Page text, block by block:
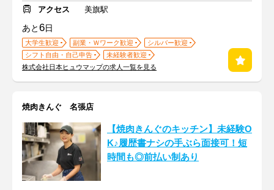
アクセス
美旗駅
あと6日
大学生歓迎 副業・Ｗワーク歓迎
シルバー歓迎
シフト自由・自己申告
未経験者歓迎
株式会社日本ヒュウマップの求人一覧を見る
焼肉きんぐ 名張店
【焼肉きんぐのキッチン】未経験O
K♪履歴書ナシの手ぶら面接可！短
時間も◎前払い制あり